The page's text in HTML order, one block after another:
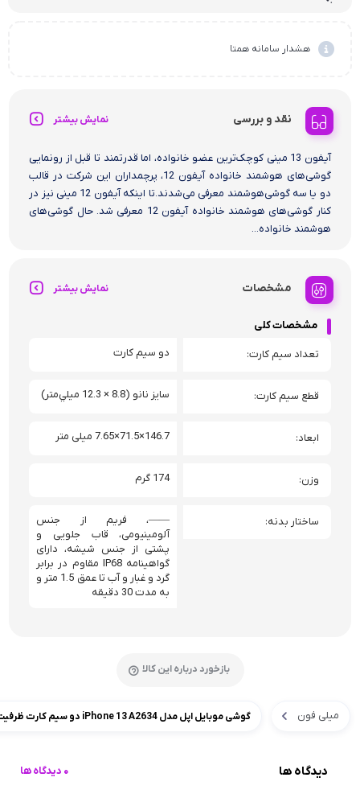
هشدار سامانه همتا
نقد و بررسی نمایش بیشتر
آیفون 13 مینی کوچک‌ترین عضو خانواده، اما قدرتمند تا قبل از رونمایی
گوشی‌های هوشمند خانواده آیفون 12، پرچمداران این شرکت در قالب
دو یا سه گوشی‌هوشمند معرفی می‌شدند.تا اینکه آیفون 12 مینی نیز در
کنار گوشی‌های هوشمند خانواده آیفون 12 معرفی شد. حال گوشی‌های
هوشمند خانواده...
مشخصات نمایش بیشتر
مشخصات کلی
تعداد سيم کارت دو سيم کارت
قطع سيم کارت سايز نانو (8.8 × 12.3 ميلي‌متر)
ابعاد 146.7×71.5×7.65 میلی متر
وزن 174 گرم
ساختار بدنه ——، فریم از جنس
آلومینیومی، قاب جلویی و
پشتی از جنس شیشه، دارای
گواهینامه IP68 مقاوم در برابر
گرد و غبار و آب تا عمق 1.5 متر و
به مدت 30 دقیقه
بازخورد درباره این کالا
میلی فون گوشی موبایل اپل مدل iPhone 13 A2634 دو سیم‌ کارت ظرفیت 128 گیگابایت و رم 4 گیگابایت
دیدگاه ها 0 دیدگاه ها